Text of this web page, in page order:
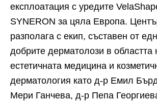
експлоатация с уредите
SYNERON за цяла Европа.
разполага с екип, съставен от
добрите дерматолози в областта
естетичната медицина и
дерматология като д-р Емил
Мери Ганчева, д-р Пепа